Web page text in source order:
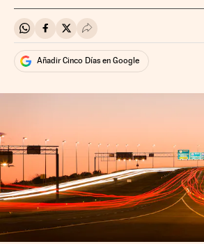
Compartir en Whatsapp
Compartir en Facebook
Compartir en Twitter
Desplegar Redes Sociales
Añadir Cinco Días en Google